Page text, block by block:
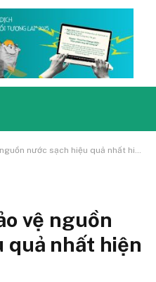
nước sạch hiệu quả nhất hiện nay
vệ nguồn
quả nhất hiện